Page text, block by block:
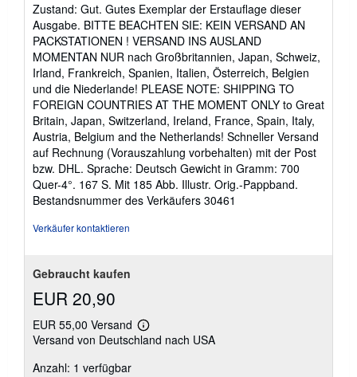
von
5
Sternen
Zustand: Gut. Gutes Exemplar der Erstauflage dieser
Ausgabe. BITTE BEACHTEN SIE: KEIN VERSAND AN
PACKSTATIONEN ! VERSAND INS AUSLAND
MOMENTAN NUR nach Großbritannien, Japan, Schweiz,
Irland, Frankreich, Spanien, Italien, Österreich, Belgien
und die Niederlande! PLEASE NOTE: SHIPPING TO
FOREIGN COUNTRIES AT THE MOMENT ONLY to Great
Britain, Japan, Switzerland, Ireland, France, Spain, Italy,
Austria, Belgium and the Netherlands! Schneller Versand
auf Rechnung (Vorauszahlung vorbehalten) mit der Post
bzw. DHL. Sprache: Deutsch Gewicht in Gramm: 700
Quer-4°. 167 S. Mit 185 Abb. Illustr. Orig.-Pappband.
Bestandsnummer des Verkäufers 30461
Verkäufer kontaktieren
Gebraucht kaufen
EUR 20,90
EUR 55,00 Versand
Weitere
Informationen
Versand von Deutschland nach USA
Anzahl: 1 verfügbar